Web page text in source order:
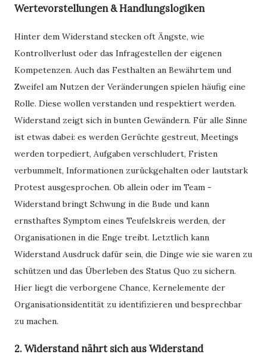
Wertevorstellungen & Handlungslogiken
Hinter dem Widerstand stecken oft Ängste, wie
Kontrollverlust oder das Infragestellen der eigenen
Kompetenzen. Auch das Festhalten an Bewährtem und
Zweifel am Nutzen der Veränderungen spielen häufig eine
Rolle. Diese wollen verstanden und respektiert werden.
Widerstand zeigt sich in bunten Gewändern. Für alle Sinne
ist etwas dabei: es werden Gerüchte gestreut, Meetings
werden torpediert, Aufgaben verschludert, Fristen
verbummelt, Informationen zurückgehalten oder lautstark
Protest ausgesprochen. Ob allein oder im Team -
Widerstand bringt Schwung in die Bude und kann
ernsthaftes Symptom eines Teufelskreis werden, der
Organisationen in die Enge treibt. Letztlich kann
Widerstand Ausdruck dafür sein, die Dinge wie sie waren zu
schützen und das Überleben des Status Quo zu sichern.
Hier liegt die verborgene Chance, Kernelemente der
Organisationsidentität zu identifizieren und besprechbar
zu machen.
2. Widerstand nährt sich aus Widerstand